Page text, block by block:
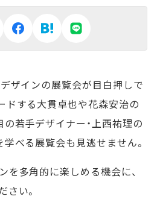
ザインの展覧会が目白押しで
ドする大貫卓也や花森安治の
若手デザイナー・上西祐理の
べる展覧会も見逃せません。
多角的に楽しめる機会に、
い。